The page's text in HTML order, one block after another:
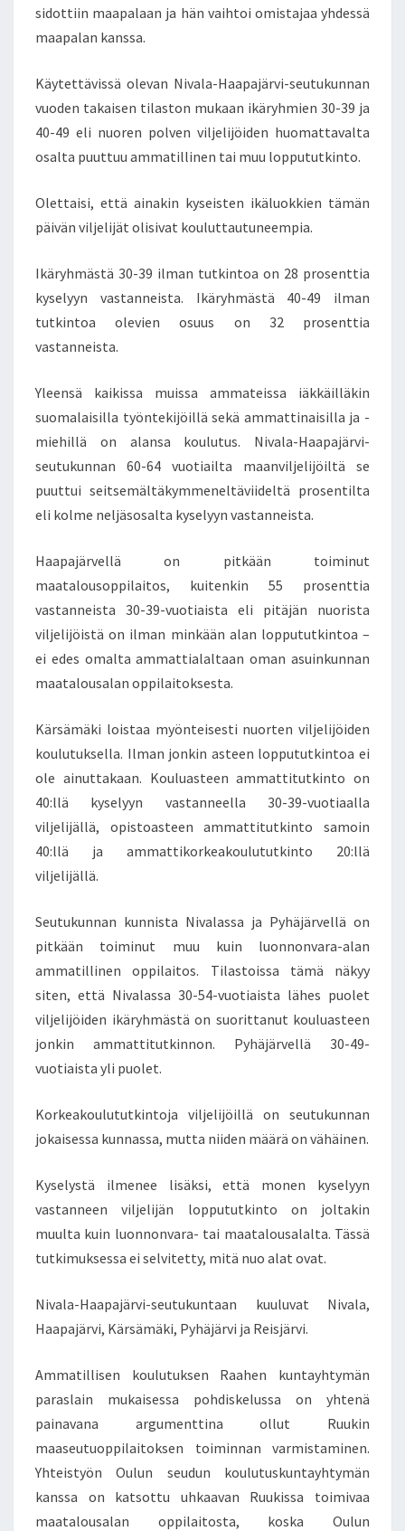
I
S
T
S
K
S
K
T
E
L
K
Ö
H
N
J
I
T
Ä
M
A
V
I
L
J
L
I
I
N
P
I
N
E
I
N
S
T
R
E
N
A
R
I
U
M
V
O
C
sidottiin maapalaan ja hän vaihtoi omistajaa yhdessä
maapalan kanssa.
Käytettävissä olevan Nivala-Haapajärvi-seutukunnan
vuoden takaisen tilaston mukaan ikäryhmien 30-39 ja
40-49 eli nuoren polven viljelijöiden huomattavalta
osalta puuttuu ammatillinen tai muu loppututkinto.
Olettaisi, että ainakin kyseisten ikäluokkien tämän
päivän viljelijät olisivat kouluttautuneempia.
Ikäryhmästä 30-39 ilman tutkintoa on 28 prosenttia
kyselyyn vastanneista. Ikäryhmästä 40-49 ilman
tutkintoa olevien osuus on 32 prosenttia
vastanneista.
Yleensä kaikissa muissa ammateissa iäkkäilläkin
suomalaisilla työntekijöillä sekä ammattinaisilla ja -
miehillä on alansa koulutus. Nivala-Haapajärvi-
seutukunnan 60-64 vuotiailta maanviljelijöiltä se
puuttui seitsemältäkymmeneltäviideltä prosentilta
eli kolme neljäsosalta kyselyyn vastanneista.
Haapajärvellä on pitkään toiminut
maatalousoppilaitos, kuitenkin 55 prosenttia
vastanneista 30-39-vuotiaista eli pitäjän nuorista
viljelijöistä on ilman minkään alan loppututkintoa –
ei edes omalta ammattialaltaan oman asuinkunnan
maatalousalan oppilaitoksesta.
Kärsämäki loistaa myönteisesti nuorten viljelijöiden
koulutuksella. Ilman jonkin asteen loppututkintoa ei
ole ainuttakaan. Kouluasteen ammattitutkinto on
40:llä kyselyyn vastanneella 30-39-vuotiaalla
viljelijällä, opistoasteen ammattitutkinto samoin
40:llä ja ammattikorkeakoulututkinto 20:llä
viljelijällä.
Seutukunnan kunnista Nivalassa ja Pyhäjärvellä on
pitkään toiminut muu kuin luonnonvara-alan
ammatillinen oppilaitos. Tilastoissa tämä näkyy
siten, että Nivalassa 30-54-vuotiaista lähes puolet
viljelijöiden ikäryhmästä on suorittanut kouluasteen
jonkin ammattitutkinnon. Pyhäjärvellä 30-49-
vuotiaista yli puolet.
Korkeakoulututkintoja viljelijöillä on seutukunnan
jokaisessa kunnassa, mutta niiden määrä on vähäinen.
Kyselystä ilmenee lisäksi, että monen kyselyyn
vastanneen viljelijän loppututkinto on joltakin
muulta kuin luonnonvara- tai maatalousalalta. Tässä
tutkimuksessa ei selvitetty, mitä nuo alat ovat.
Nivala-Haapajärvi-seutukuntaan kuuluvat Nivala,
Haapajärvi, Kärsämäki, Pyhäjärvi ja Reisjärvi.
Ammatillisen koulutuksen Raahen kuntayhtymän
paraslain mukaisessa pohdiskelussa on yhtenä
painavana argumenttina ollut Ruukin
maaseutuoppilaitoksen toiminnan varmistaminen.
Yhteistyön Oulun seudun koulutuskuntayhtymän
kanssa on katsottu uhkaavan Ruukissa toimivaa
maatalousalan oppilaitosta, koska Oulun